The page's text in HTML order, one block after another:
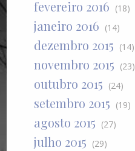
fevereiro 2016 (18)
janeiro 2016 (14)
dezembro 2015 (14)
novembro 2015 (23)
outubro 2015 (24)
setembro 2015 (19)
agosto 2015 (27)
julho 2015 (29)